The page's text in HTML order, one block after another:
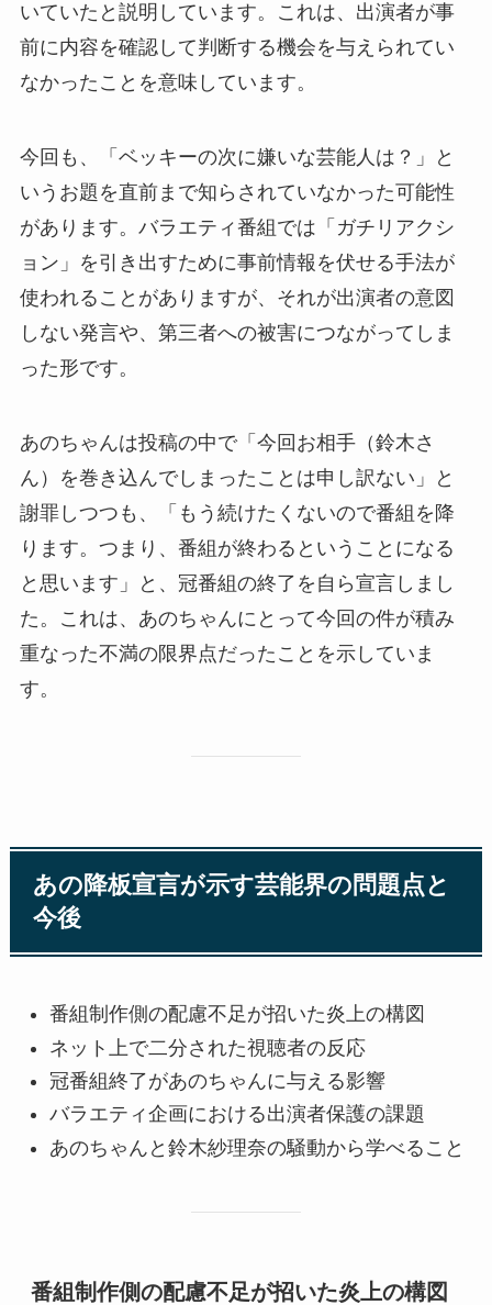
いていたと説明しています。これは、出演者が事
前に内容を確認して判断する機会を与えられてい
なかったことを意味しています。
今回も、「ベッキーの次に嫌いな芸能人は？」と
いうお題を直前まで知らされていなかった可能性
があります。バラエティ番組では「ガチリアクシ
ョン」を引き出すために事前情報を伏せる手法が
使われることがありますが、それが出演者の意図
しない発言や、第三者への被害につながってしま
った形です。
あのちゃんは投稿の中で「今回お相手（鈴木さ
ん）を巻き込んでしまったことは申し訳ない」と
謝罪しつつも、「もう続けたくないので番組を降
ります。つまり、番組が終わるということになる
と思います」と、冠番組の終了を自ら宣言しまし
た。これは、あのちゃんにとって今回の件が積み
重なった不満の限界点だったことを示していま
す。
あの降板宣言が示す芸能界の問題点と
今後
番組制作側の配慮不足が招いた炎上の構図
ネット上で二分された視聴者の反応
冠番組終了があのちゃんに与える影響
バラエティ企画における出演者保護の課題
あのちゃんと鈴木紗理奈の騒動から学べること
番組制作側の配慮不足が招いた炎上の構図